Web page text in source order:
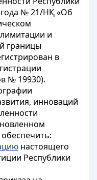
года № 21/НҚ «Об
и
границы
в
№ 19930).
инноваций
настоящего
Республики